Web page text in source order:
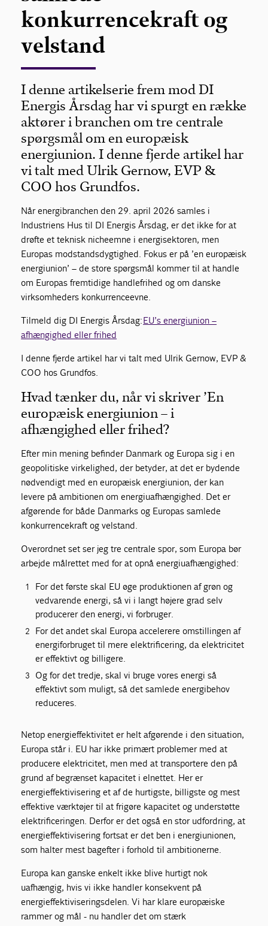
konkurrencekraft og
velstand
I denne artikelserie frem mod DI
Energis Årsdag har vi spurgt en række
aktører i branchen om tre centrale
spørgsmål om en europæisk
energiunion. I denne fjerde artikel har
vi talt med Ulrik Gernow, EVP &
COO hos Grundfos.
Når energibranchen den 29. april 2026 samles i
Industriens Hus til DI Energis Årsdag, er det ikke for at
drøfte et teknisk nicheemne i energisektoren, men
Europas modstandsdygtighed. Fokus er på ’en europæisk
energiunion’ – de store spørgsmål kommer til at handle
om Europas fremtidige handlefrihed og om danske
virksomheders konkurrenceevne.
Tilmeld dig DI Energis Årsdag:EU’s energiunion –
afhængighed eller frihed
I denne fjerde artikel har vi talt med Ulrik Gernow, EVP &
COO hos Grundfos.
Hvad tænker du, når vi skriver ’En
europæisk energiunion – i
afhængighed eller frihed?
Efter min mening befinder Danmark og Europa sig i en
geopolitiske virkelighed, der betyder, at det er bydende
nødvendigt med en europæisk energiunion, der kan
levere på ambitionen om energiuafhængighed. Det er
afgørende for både Danmarks og Europas samlede
konkurrencekraft og velstand.
Overordnet set ser jeg tre centrale spor, som Europa bør
arbejde målrettet med for at opnå energiuafhængighed:
For det første skal EU øge produktionen af grøn og
vedvarende energi, så vi i langt højere grad selv
producerer den energi, vi forbruger.
For det andet skal Europa accelerere omstillingen af
energiforbruget til mere elektrificering, da elektricitet
er effektivt og billigere.
Og for det tredje, skal vi bruge vores energi så
effektivt som muligt, så det samlede energibehov
reduceres.
Netop energieffektivitet er helt afgørende i den situation,
Europa står i. EU har ikke primært problemer med at
producere elektricitet, men med at transportere den på
grund af begrænset kapacitet i elnettet. Her er
energieffektivisering et af de hurtigste, billigste og mest
effektive værktøjer til at frigøre kapacitet og understøtte
elektrificeringen. Derfor er det også en stor udfordring, at
energieffektivisering fortsat er det ben i energiunionen,
som halter mest bagefter i forhold til ambitionerne.
Europa kan ganske enkelt ikke blive hurtigt nok
uafhængig, hvis vi ikke handler konsekvent på
energieffektiviseringsdelen. Vi har klare europæiske
rammer og mål - nu handler det om stærk